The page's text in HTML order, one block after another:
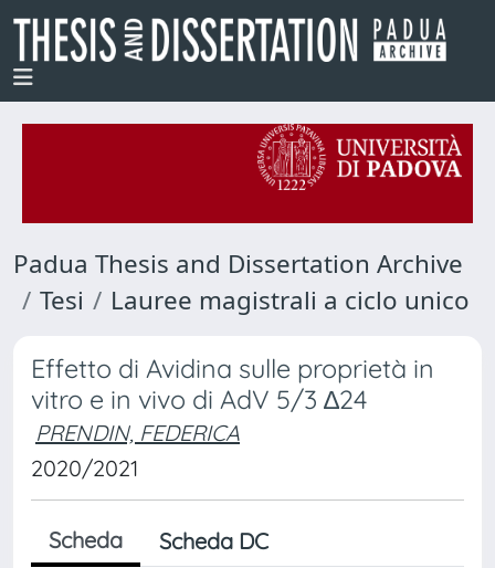
Padua Thesis and Dissertation Archive
Tesi
Lauree magistrali a ciclo unico
Effetto di Avidina sulle proprietà in
vitro e in vivo di AdV 5/3 ∆24
PRENDIN, FEDERICA
2020/2021
Scheda Scheda DC